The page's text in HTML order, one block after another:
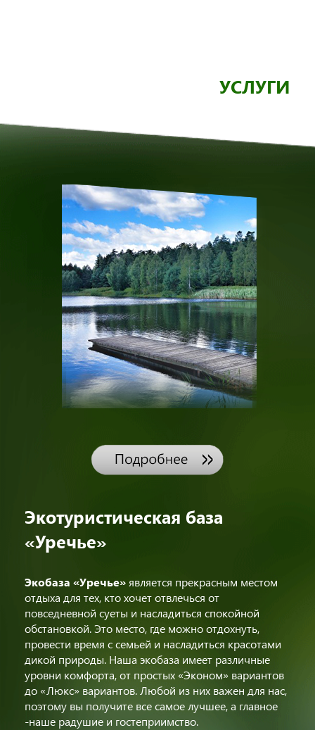
УСЛУГИ
Экотуристическая база
«Уречье»
Экобаза «Уречье»является прекрасным местом
отдыха для тех, кто хочет отвлечься от
повседневной суеты и насладиться спокойной
обстановкой. Это место, где можно отдохнуть,
провести время с семьей и насладиться красотами
дикой природы. Наша экобаза имеет различные
уровни комфорта, от простых «Эконом» вариантов
до «Люкс» вариантов. Любой из них важен для нас,
поэтому вы получите все самое лучшее, а главное
-наше радушие и гостеприимство.